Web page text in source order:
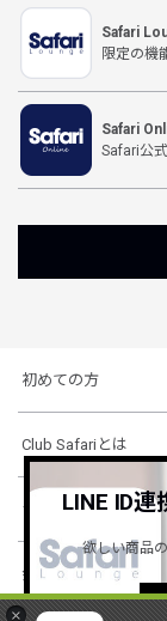
×
Safari
限定の機
Safari
Safari公
初めての方
Club Safariとは
ショッピングガイド
会社概要・規約
LINE ID
欲しい商品